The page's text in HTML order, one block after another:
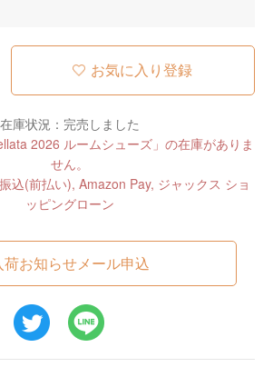
お気に入り登録
在庫状況：完売しました
2026 ルームシューズ」の在庫がありま
せん。
込(前払い), Amazon Pay, ジャックス ショ
ッピングローン
荷お知らせメール申込